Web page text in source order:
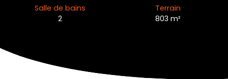
Salle de bains
2
Terrain
803 m²